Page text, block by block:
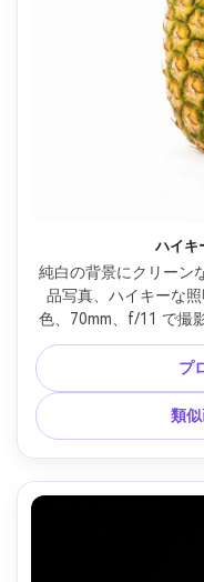
ハイキ
純白の背景にクリーン
品写真、ハイキーな
色、70mm、f/11 で撮
マースの外観、中央の
明
プ
類